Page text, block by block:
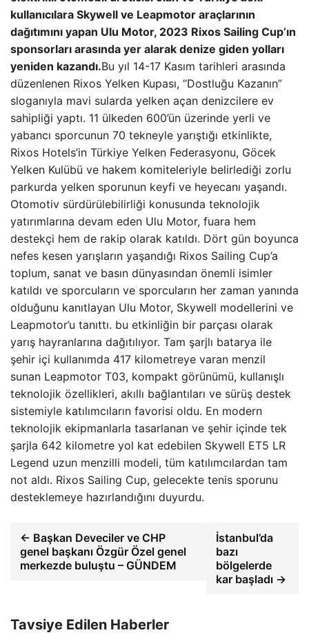
kullanıcılara Skywell ve Leapmotor araçlarının
dağıtımını yapan Ulu Motor, 2023 Rixos Sailing Cup’ın
sponsorları arasında yer alarak denize giden yolları
yeniden kazandı.Bu yıl 14-17 Kasım tarihleri ​​arasında
düzenlenen Rixos Yelken Kupası, “Dostluğu Kazanın”
sloganıyla mavi sularda yelken açan denizcilere ev
sahipliği yaptı. 11 ülkeden 600’ün üzerinde yerli ve
yabancı sporcunun 70 tekneyle yarıştığı etkinlikte,
Rixos Hotels’in Türkiye Yelken Federasyonu, Göcek
Yelken Kulübü ve hakem komiteleriyle belirlediği zorlu
parkurda yelken sporunun keyfi ve heyecanı yaşandı.
Otomotiv sürdürülebilirliği konusunda teknolojik
yatırımlarına devam eden Ulu Motor, fuara hem
destekçi hem de rakip olarak katıldı. Dört gün boyunca
nefes kesen yarışların yaşandığı Rixos Sailing Cup’a
toplum, sanat ve basın dünyasından önemli isimler
katıldı ve sporcuların ve sporcuların her zaman yanında
olduğunu kanıtlayan Ulu Motor, Skywell modellerini ve
Leapmotor’u tanıttı. bu etkinliğin bir parçası olarak
yarış hayranlarına dağıtılıyor. Tam şarjlı batarya ile
şehir içi kullanımda 417 kilometreye varan menzil
sunan Leapmotor T03, kompakt görünümü, kullanışlı
teknolojik özellikleri, akıllı bağlantıları ve sürüş destek
sistemiyle katılımcıların favorisi oldu. En modern
teknolojik ekipmanlarla tasarlanan ve şehir içinde tek
şarjla 642 kilometre yol kat edebilen Skywell ET5 LR
Legend uzun menzilli modeli, tüm katılımcılardan tam
not aldı. Rixos Sailing Cup, gelecekte tenis sporunu
desteklemeye hazırlandığını duyurdu.
← Başkan Deveciler ve CHP
genel başkanı Özgür Özel genel
merkezde buluştu – GÜNDEM
İstanbul’da
bazı
bölgelerde
kar başladı →
Tavsiye Edilen Haberler